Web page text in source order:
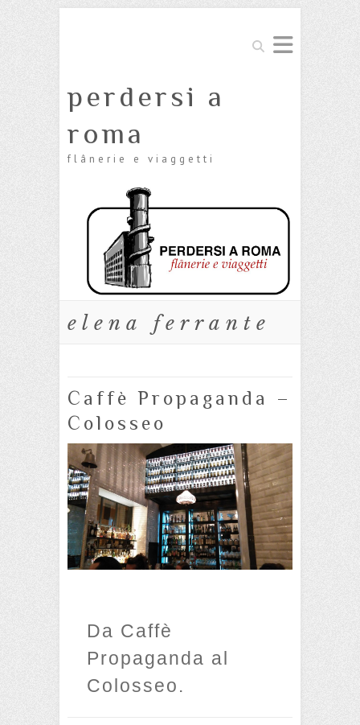
Cerca
perdersi a
roma
flânerie e viaggetti
elena ferrante
Caffè Propaganda –
Colosseo
Da Caffè
Propaganda al
Colosseo.